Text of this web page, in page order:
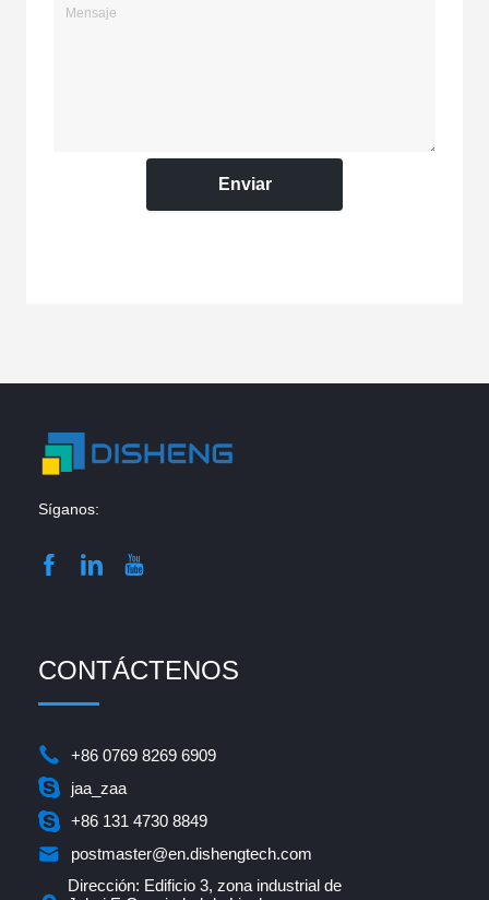
Enviar
Síganos:
CONTÁCTENOS
+86 0769 8269 6909
jaa_zaa
+86 131 4730 8849
postmaster@en.dishengtech.com
Dirección: Edificio 3, zona industrial de